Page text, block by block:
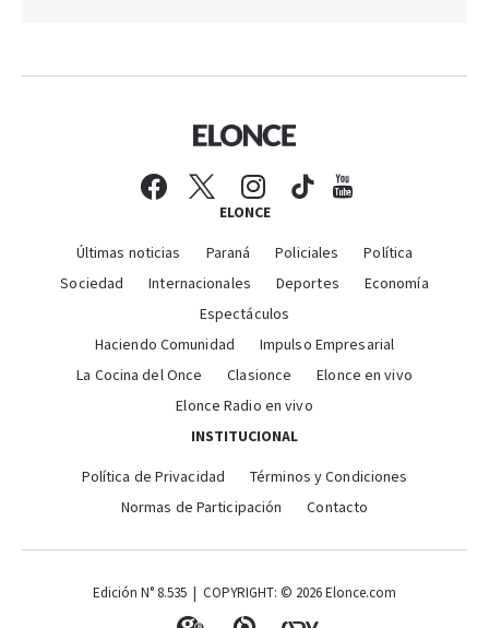
ELONCE
Últimas noticias Paraná Policiales
Política
Sociedad
Internacionales Deportes
Economía
Espectáculos
Haciendo Comunidad
Impulso Empresarial
La Cocina del Once
Clasionce
Elonce en vivo
Elonce Radio en vivo
INSTITUCIONAL
Política de Privacidad
Términos y Condiciones
Normas de Participación
Contacto
Edición N° 8.535 | COPYRIGHT: © 2026 Elonce.com